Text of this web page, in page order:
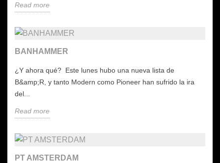
Read more
BANHAMMER
¿Y ahora qué? Este lunes hubo una nueva lista de
B&amp;R, y tanto Modern como Pioneer han sufrido la ira
del...
Read more
PT AMSTERDAM